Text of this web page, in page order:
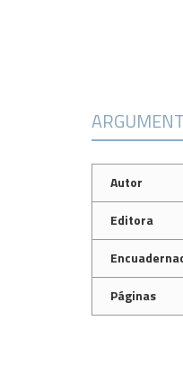
Autor
Editora
Páginas